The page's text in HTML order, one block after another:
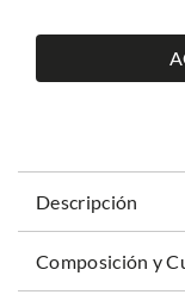
Descripción
Composición y